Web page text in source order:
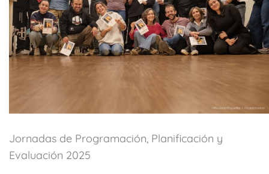
Jornadas de Programación, Planificación y
Evaluación 2025